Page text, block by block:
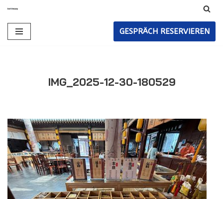
Zum
Inhalt
GESPRÄCH RESERVIEREN
IMG_2025-12-30-180529